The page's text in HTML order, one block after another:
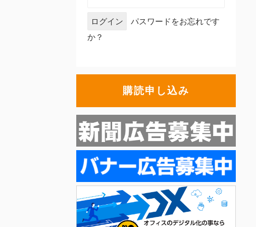
パスワードをお忘れです
か？
購読申し込み